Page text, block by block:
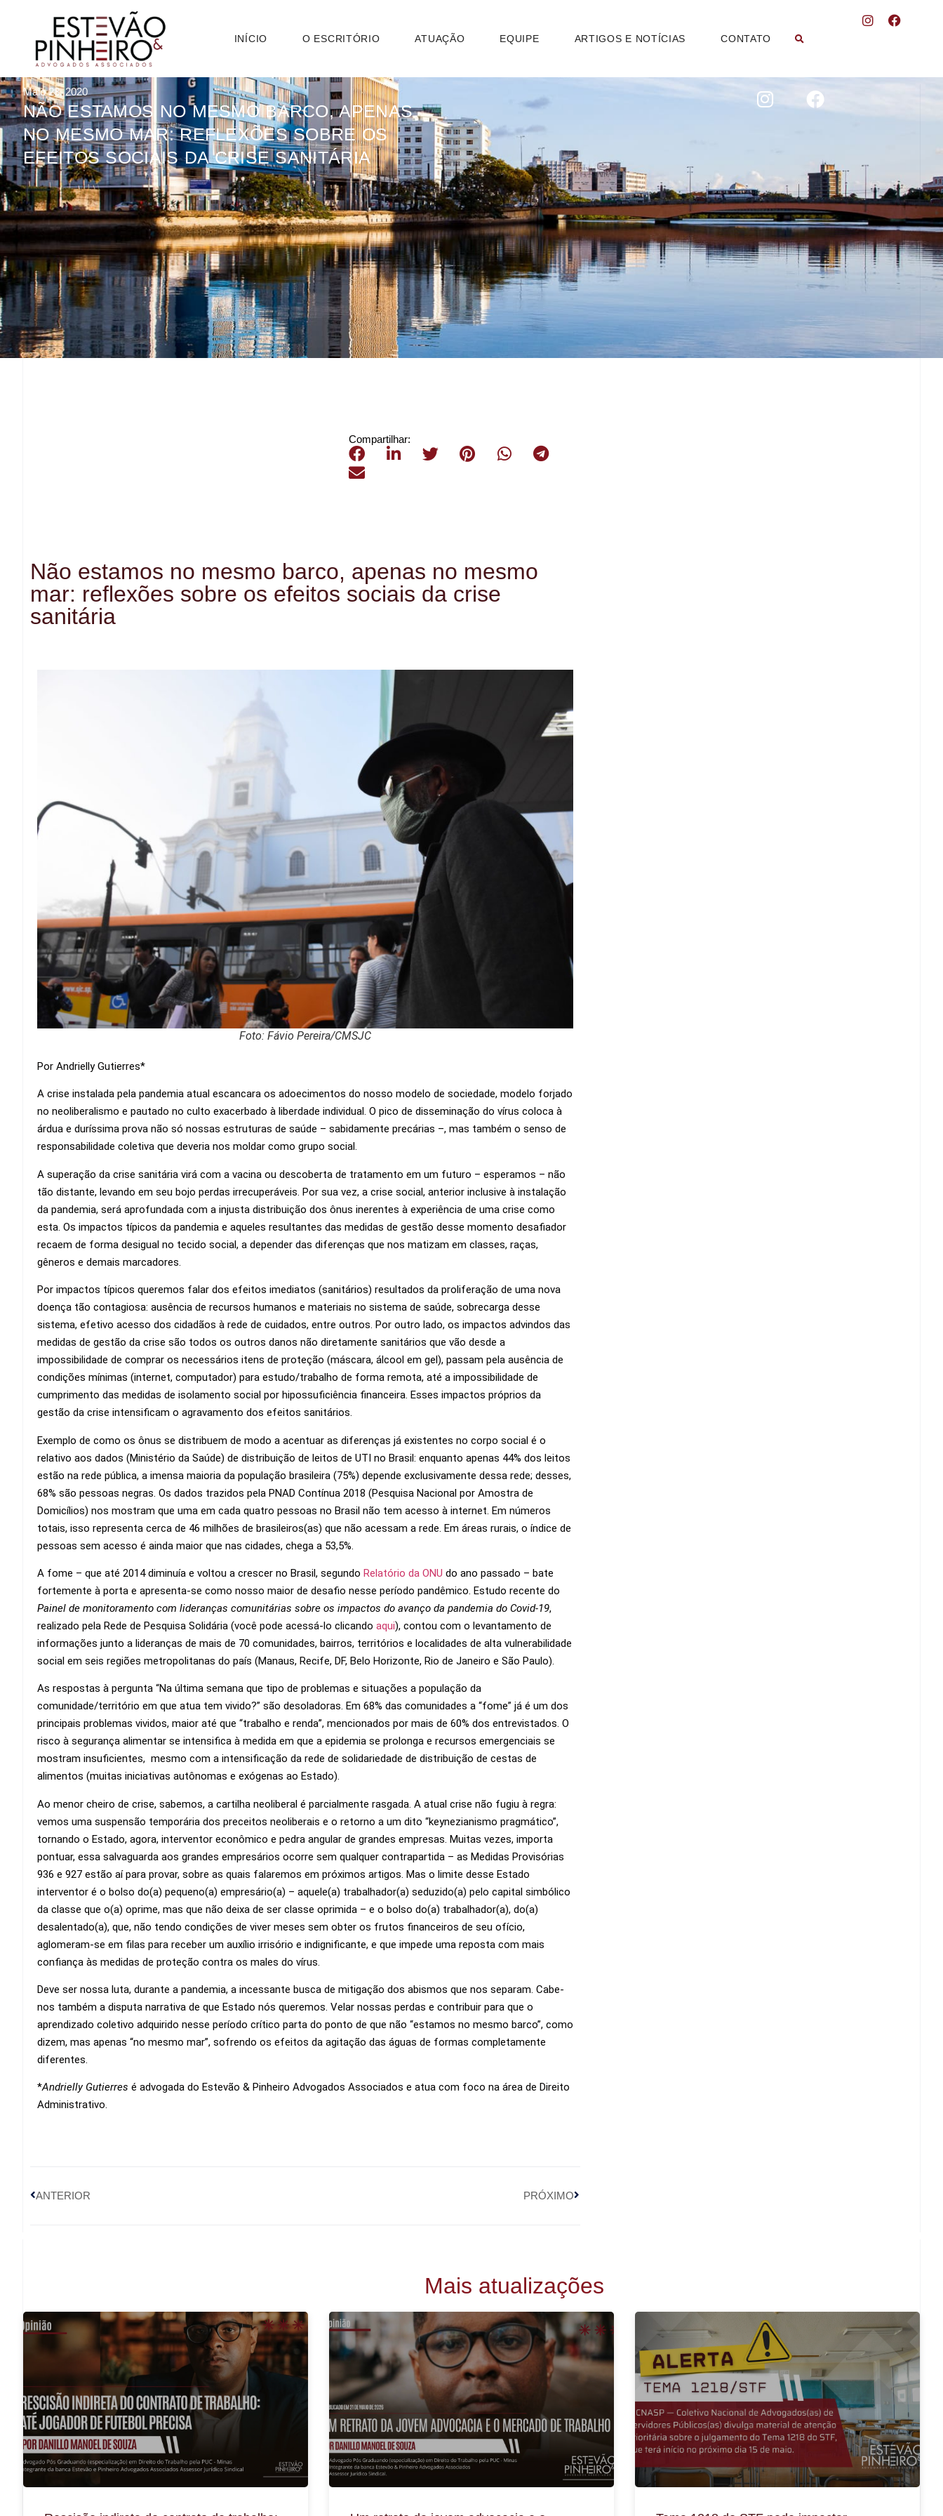
INÍCIO O ESCRITÓRIO ATUAÇÃO EQUIPE ARTIGOS E NOTÍCIAS CONTATO
Maio 28, 2020
NÃO ESTAMOS NO MESMO BARCO, APENAS
NO MESMO MAR: REFLEXÕES SOBRE OS
EFEITOS SOCIAIS DA CRISE SANITÁRIA
Compartilhar:
Não estamos no mesmo barco, apenas no mesmo
mar: reflexões sobre os efeitos sociais da crise
sanitária
Foto: Fávio Pereira/CMSJC
Por Andrielly Gutierres*
A crise instalada pela pandemia atual escancara os adoecimentos do nosso modelo de sociedade, modelo forjado
no neoliberalismo e pautado no culto exacerbado à liberdade individual. O pico de disseminação do vírus coloca à
árdua e duríssima prova não só nossas estruturas de saúde – sabidamente precárias –, mas também o senso de
responsabilidade coletiva que deveria nos moldar como grupo social.
A superação da crise sanitária virá com a vacina ou descoberta de tratamento em um futuro – esperamos – não
tão distante, levando em seu bojo perdas irrecuperáveis. Por sua vez, a crise social, anterior inclusive à instalação
da pandemia, será aprofundada com a injusta distribuição dos ônus inerentes à experiência de uma crise como
esta. Os impactos típicos da pandemia e aqueles resultantes das medidas de gestão desse momento desafiador
recaem de forma desigual no tecido social, a depender das diferenças que nos matizam em classes, raças,
gêneros e demais marcadores.
Por impactos típicos queremos falar dos efeitos imediatos (sanitários) resultados da proliferação de uma nova
doença tão contagiosa: ausência de recursos humanos e materiais no sistema de saúde, sobrecarga desse
sistema, efetivo acesso dos cidadãos à rede de cuidados, entre outros. Por outro lado, os impactos advindos das
medidas de gestão da crise são todos os outros danos não diretamente sanitários que vão desde a
impossibilidade de comprar os necessários itens de proteção (máscara, álcool em gel), passam pela ausência de
condições mínimas (internet, computador) para estudo/trabalho de forma remota, até a impossibilidade de
cumprimento das medidas de isolamento social por hipossuficiência financeira. Esses impactos próprios da
gestão da crise intensificam o agravamento dos efeitos sanitários.
Exemplo de como os ônus se distribuem de modo a acentuar as diferenças já existentes no corpo social é o
relativo aos dados (Ministério da Saúde) de distribuição de leitos de UTI no Brasil: enquanto apenas 44% dos leitos
estão na rede pública, a imensa maioria da população brasileira (75%) depende exclusivamente dessa rede; desses,
68% são pessoas negras. Os dados trazidos pela PNAD Contínua 2018 (Pesquisa Nacional por Amostra de
Domicílios) nos mostram que uma em cada quatro pessoas no Brasil não tem acesso à internet. Em números
totais, isso representa cerca de 46 milhões de brasileiros(as) que não acessam a rede. Em áreas rurais, o índice de
pessoas sem acesso é ainda maior que nas cidades, chega a 53,5%.
A fome – que até 2014 diminuía e voltou a crescer no Brasil, segundo Relatório da ONU do ano passado – bate
fortemente à porta e apresenta-se como nosso maior de desafio nesse período pandêmico. Estudo recente do
Painel de monitoramento com lideranças comunitárias sobre os impactos do avanço da pandemia do Covid-19,
realizado pela Rede de Pesquisa Solidária (você pode acessá-lo clicando aqui), contou com o levantamento de
informações junto a lideranças de mais de 70 comunidades, bairros, territórios e localidades de alta vulnerabilidade
social em seis regiões metropolitanas do país (Manaus, Recife, DF, Belo Horizonte, Rio de Janeiro e São Paulo).
As respostas à pergunta “Na última semana que tipo de problemas e situações a população da
comunidade/território em que atua tem vivido?” são desoladoras. Em 68% das comunidades a “fome” já é um dos
principais problemas vividos, maior até que “trabalho e renda”, mencionados por mais de 60% dos entrevistados. O
risco à segurança alimentar se intensifica à medida em que a epidemia se prolonga e recursos emergenciais se
mostram insuficientes, mesmo com a intensificação da rede de solidariedade de distribuição de cestas de
alimentos (muitas iniciativas autônomas e exógenas ao Estado).
Ao menor cheiro de crise, sabemos, a cartilha neoliberal é parcialmente rasgada. A atual crise não fugiu à regra:
vemos uma suspensão temporária dos preceitos neoliberais e o retorno a um dito “keynezianismo pragmático”,
tornando o Estado, agora, interventor econômico e pedra angular de grandes empresas. Muitas vezes, importa
pontuar, essa salvaguarda aos grandes empresários ocorre sem qualquer contrapartida – as Medidas Provisórias
936 e 927 estão aí para provar, sobre as quais falaremos em próximos artigos. Mas o limite desse Estado
interventor é o bolso do(a) pequeno(a) empresário(a) – aquele(a) trabalhador(a) seduzido(a) pelo capital simbólico
da classe que o(a) oprime, mas que não deixa de ser classe oprimida – e o bolso do(a) trabalhador(a), do(a)
desalentado(a), que, não tendo condições de viver meses sem obter os frutos financeiros de seu ofício,
aglomeram-se em filas para receber um auxílio irrisório e indignificante, e que impede uma reposta com mais
confiança às medidas de proteção contra os males do vírus.
Deve ser nossa luta, durante a pandemia, a incessante busca de mitigação dos abismos que nos separam. Cabe-
nos também a disputa narrativa de que Estado nós queremos. Velar nossas perdas e contribuir para que o
aprendizado coletivo adquirido nesse período crítico parta do ponto de que não “estamos no mesmo barco”, como
dizem, mas apenas “no mesmo mar”, sofrendo os efeitos da agitação das águas de formas completamente
diferentes.
*Andrielly Gutierres é advogada do Estevão & Pinheiro Advogados Associados e atua com foco na área de Direito
Administrativo.
ANTERIOR PRÓXIMO
Mais atualizações